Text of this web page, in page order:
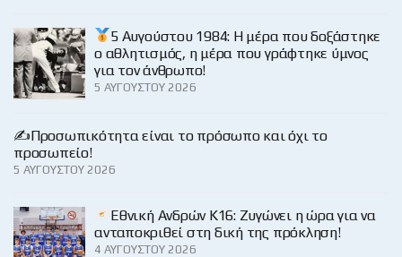
5 Αυγούστου 1984: Η μέρα που δοξάστηκε
ο αθλητισμός, η μέρα που γράφτηκε ύμνος
για τον άνθρωπο!
5 ΑΥΓΟΎΣΤΟΥ 2026
✍️Προσωπικότητα είναι το πρόσωπο και όχι το
προσωπείο!
5 ΑΥΓΟΎΣΤΟΥ 2026
Εθνική Ανδρών Κ16: Ζυγώνει η ώρα για να
ανταποκριθεί στη δική της πρόκληση!
4 ΑΥΓΟΎΣΤΟΥ 2026